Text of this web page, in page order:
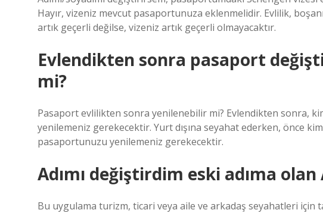
Hayır, vizeniz mevcut pasaportunuza eklenmelidir. Evlilik,
artık geçerli değilse, vizeniz artık geçerli olmayacaktır.
Evlendikten sonra pasaport
mi?
Pasaport evlilikten sonra yenilenebilir mi? Evlendikten sonra,
yenilemeniz gerekecektir. Yurt dışına seyahat ederken, önce
pasaportunuzu yenilemeniz gerekecektir.
Adımı değiştirdim eski adıma
Bu uygulama turizm, ticari veya aile ve arkadaş seyahatleri için